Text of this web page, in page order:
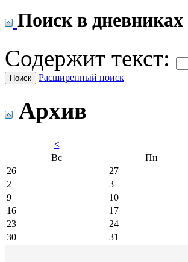
Поиск в дневниках
Содержит текст:
Расширенный поиск
Архив
<
Вс
Пн
26
27
2
3
9
10
16
17
23
24
30
31